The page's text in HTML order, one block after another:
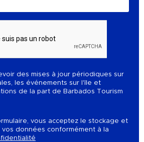
des mises à jour périodiques sur
les événements sur l'île et
de la part de Barbados Tourism
vous acceptez le stockage et
vos données conformément à la